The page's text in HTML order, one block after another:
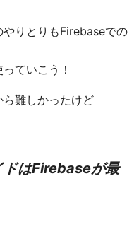
りとりもFirebaseでの
ていこう！
難しかったけど
ドはFirebaseが最